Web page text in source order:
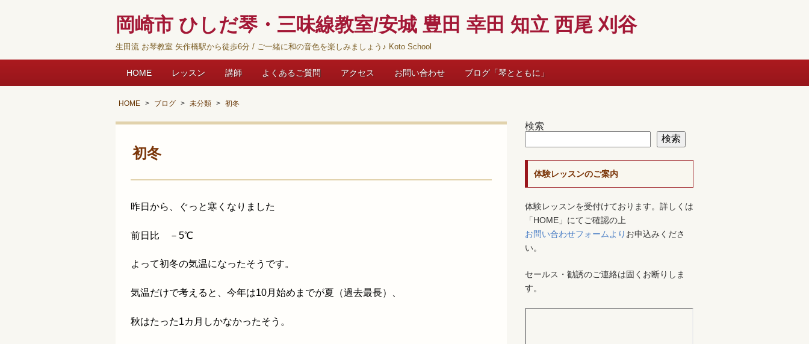
岡崎市 ひしだ琴・三味線教室/安城 豊田 幸田 知立 西尾 刈谷
生田流 お琴教室 矢作橋駅から徒歩6分 / ご一緒に和の音色を楽しみましょう♪ Koto School
HOME レッスン 講師 よくあるご質問 アクセス お問い合わせ ブログ「琴とともに」
HOME ブログ 未分類 初冬
初冬
昨日から、ぐっと寒くなりました
前日比 －5℃
よって初冬の気温になったそうです。
気温だけで考えると、今年は10月始めまでが夏（過去最長）、
秋はたった1カ月しかなかったそう。
検索
検索
体験レッスンのご案内
体験レッスンを受付けております。詳しくは
「HOME」にてご確認の上
お問い合わせフォームより お申込みくださ
い。
セールス・勧誘のご連絡は固くお断りしま
す。